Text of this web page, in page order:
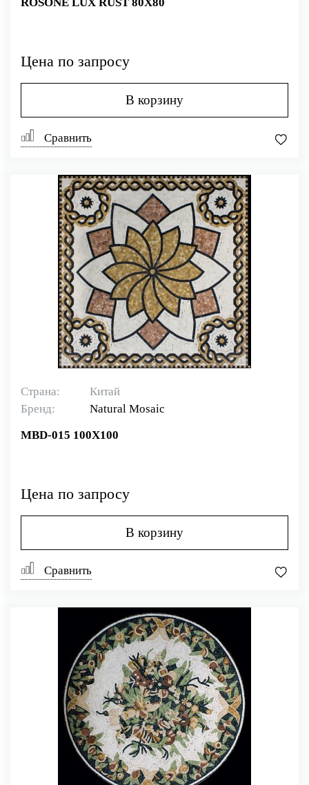
Цена по запросу
В корзину
Сравнить
Страна:
Китай
Бренд:
Natural Mosaiс
MBD-015 100X100
Цена по запросу
В корзину
Сравнить